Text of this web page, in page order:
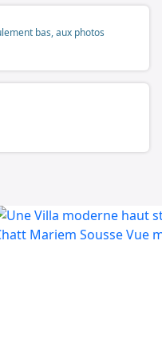
bas, aux photos